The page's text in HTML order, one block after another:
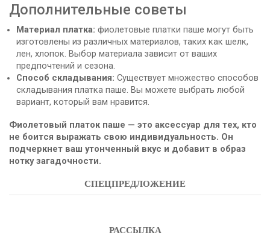
Дополнительные советы
Материал платка: фиолетовые платки паше могут быть
изготовлены из различных материалов, таких как шелк,
лен, хлопок. Выбор материала зависит от ваших
предпочтений и сезона.
Способ складывания: Существует множество способов
складывания платка паше. Вы можете выбрать любой
вариант, который вам нравится.
Фиолетовый платок паше — это аксессуар для тех, кто
не боится выражать свою индивидуальность. Он
подчеркнет ваш утонченный вкус и добавит в образ
нотку загадочности.
СПЕЦПРЕДЛОЖЕНИЕ
РАССЫЛКА